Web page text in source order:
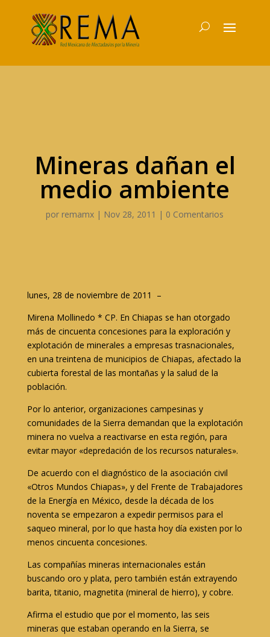
Mineras dañan el
medio ambiente
por remamx | Nov 28, 2011 | 0 Comentarios
lunes, 28 de noviembre de 2011 –
Mirena Mollinedo * CP. En Chiapas se han otorgado
más de cincuenta concesiones para la exploración y
explotación de minerales a empresas trasnacionales,
en una treintena de municipios de Chiapas, afectado la
cubierta forestal de las montañas y la salud de la
población.
Por lo anterior, organizaciones campesinas y
comunidades de la Sierra demandan que la explotación
minera no vuelva a reactivarse en esta región, para
evitar mayor «depredación de los recursos naturales».
De acuerdo con el diagnóstico de la asociación civil
«Otros Mundos Chiapas», y del Frente de Trabajadores
de la Energía en México, desde la década de los
noventa se empezaron a expedir permisos para el
saqueo mineral, por lo que hasta hoy día existen por lo
menos cincuenta concesiones.
Las compañías mineras internacionales están
buscando oro y plata, pero también están extrayendo
barita, titanio, magnetita (mineral de hierro), y cobre.
Afirma el estudio que por el momento, las seis
mineras que estaban operando en la Sierra, se